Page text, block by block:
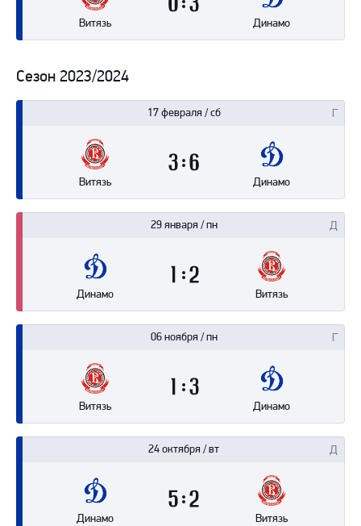
Витязь
0
Динамо
3
Сезон 2023/2024
17 февраля / сб
Витязь
3
Динамо
6
29 января / пн
Динамо
1
Витязь
2
06 ноября / пн
Витязь
1
Динамо
3
24 октября / вт
Динамо
5
Витязь
2